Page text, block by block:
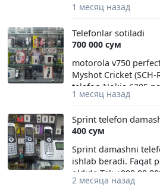
1 месяц назад
Telefonlar sotiladi
700 000 сум
motorola v750
Myshot Cricket
telefon Nokia 6205
Perfectum -120$
Phone -130$ ...
ishlaydi (CDMA)
1 месяц назад
Sprint telefon
400 сум
Sprint damashni
ishlab beradi. Faqat
oldida Tel: +998 98
2 месяца назад